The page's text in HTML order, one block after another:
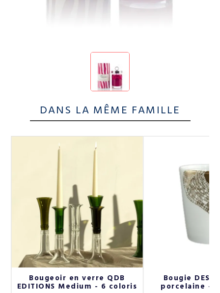
DANS LA MÊME FAMILLE
Bougeoir en verre QDB
EDITIONS Medium - 6 coloris
Bougie
porcelaine -